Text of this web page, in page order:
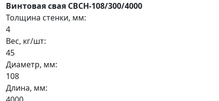
Винтовая свая СВСН-108/300/4000
Толщина стенки, мм:
4
Вес, кг/шт:
45
Диаметр, мм:
108
Длина, мм: